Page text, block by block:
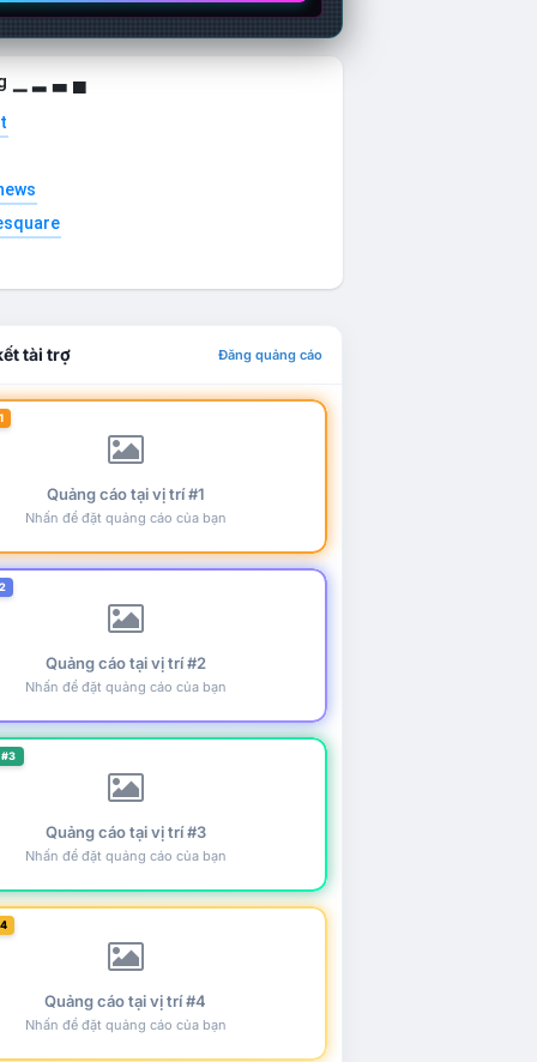
▁ ▂ ▃ ▄
tài trợ Đăng quảng cáo
Quảng cáo tại vị trí #1
Nhấn để đặt quảng cáo của bạn
Quảng cáo tại vị trí #2
Nhấn để đặt quảng cáo của bạn
Quảng cáo tại vị trí #3
Nhấn để đặt quảng cáo của bạn
Quảng cáo tại vị trí #4
Nhấn để đặt quảng cáo của bạn